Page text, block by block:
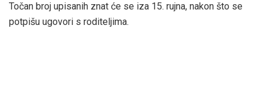
Točan broj upisanih znat će se iza 15. rujna, nakon što se
potpišu ugovori s roditeljima.